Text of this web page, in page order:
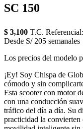
SC 150
$ 3,100 T.C.
Desde S/ 205 semanales
Los precios del modelo
¡Ey! Soy Chispa de
cómodo y sin
Esta scooter con motor
con una conducción
tráfico del día a día. Su
practicidad la convierten